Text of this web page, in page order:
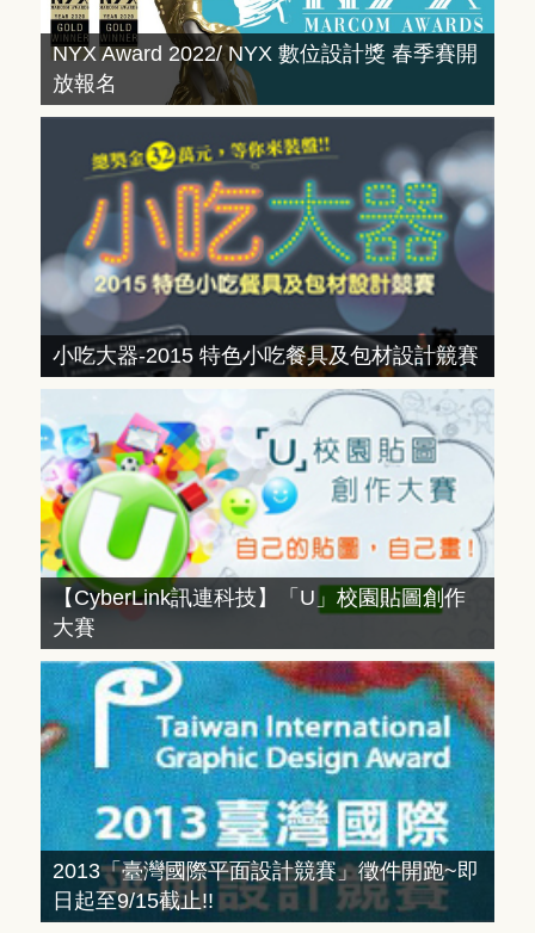
NYX Award 2022/ NYX 數位設計獎 春季賽開
放報名
小吃大器-2015 特色小吃餐具及包材設計競賽
【CyberLink訊連科技】「U」校園貼圖創作
大賽
2013「臺灣國際平面設計競賽」徵件開跑~即
日起至9/15截止!!